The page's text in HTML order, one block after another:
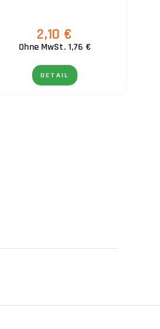
2,10 €
Ohne MwSt. 1,76 €
DETAIL